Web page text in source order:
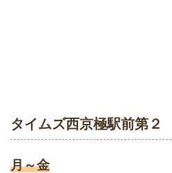
タイムズ西京極駅前第２
月～金